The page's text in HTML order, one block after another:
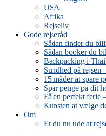
USA
Afrika
Rejseliv
Gode rejseråd
Sådan finder du
Sådan booker du
Backpacking i
Sundhed på rejsen
15 måder at spare
Spar penge på dit
Få en perfekt ferie
Kunsten at vælge
Om
Er du nu ude at